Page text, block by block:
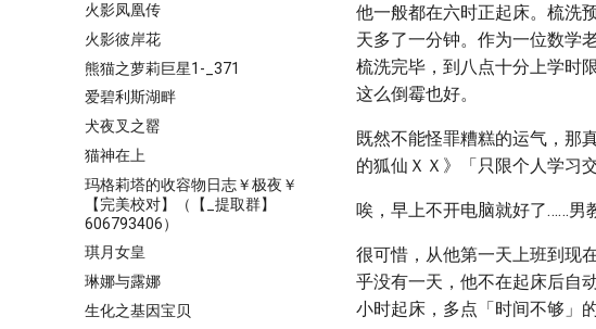
火影凤凰传
火影彼岸花
熊猫之萝莉巨星1-_371
爱碧利斯湖畔
犬夜叉之罂
猫神在上
玛格莉塔的收容物日志￥极夜￥
【完美校对】（【_提取群】
606793406）
琪月女皇
琳娜与露娜
生化之基因宝贝
他一般都在六时正起床。梳洗
天多了一分钟。作为一位数学
梳洗完毕，到八点十分上学时
这么倒霉也好。
既然不能怪罪糟糕的运气，那
的狐仙ＸＸ》「只限个人学习
唉，早上不开电脑就好了……男
很可惜，从他第一天上班到现
乎没有一天，他不在起床后自
小时起床，多点「时间不够」